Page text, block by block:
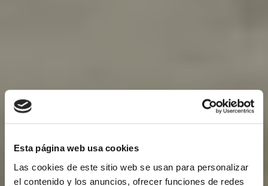
Esta página web usa cookies
Las cookies de este sitio web se usan para personalizar
el contenido y los anuncios, ofrecer funciones de redes